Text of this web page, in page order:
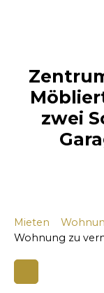
zwei
Mieten
Wohnung zu